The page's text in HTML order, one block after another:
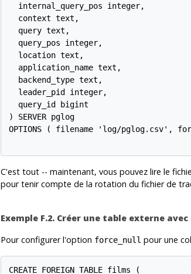
  internal_query_pos integer,
  context text,
  query text,
  query_pos integer,
  location text,
  application_name text,
  backend_type text,
  leader_pid integer,
  query_id bigint
) SERVER pglog
OPTIONS ( filename 'log/pglog.csv',
C'est tout -- maintenant, vous pouvez lire le
pour tenir compte de la rotation du fichier de
Exemple F.2. Créer une table externe
Pour configurer l'option force_null pour une
CREATE FOREIGN TABLE films (